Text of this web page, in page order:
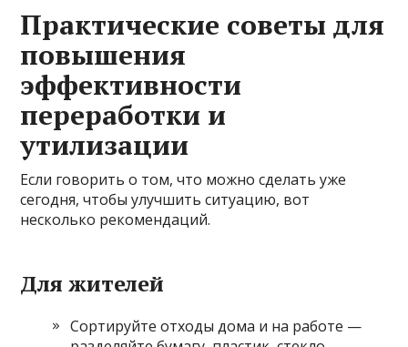
Практические советы для
повышения
эффективности
переработки и
утилизации
Если говорить о том, что можно сделать уже
сегодня, чтобы улучшить ситуацию, вот
несколько рекомендаций.
Для жителей
Сортируйте отходы дома и на работе —